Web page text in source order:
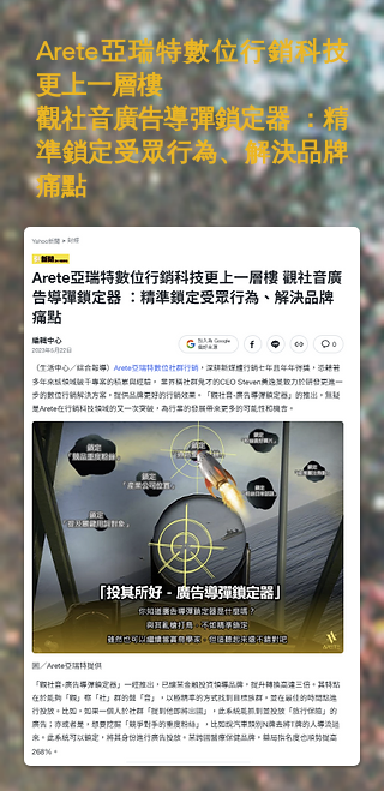
Arete亞瑞特數位行銷科技
更上一層樓
觀社音廣告導彈鎖定器 ：精
準鎖定受眾行為、解決品牌
痛點